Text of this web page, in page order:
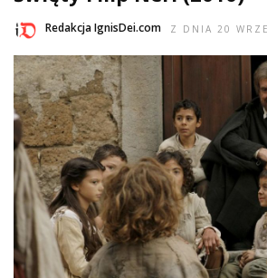
Redakcja IgnisDei.com Z DNIA 20